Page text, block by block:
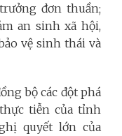
đơn thuần;
an sinh xã hội,
vệ sinh thái và
bộ các đột phá
tiễn của tỉnh
quyết lớn của